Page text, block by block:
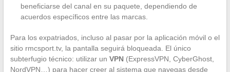
beneficiarse del canal en su paquete, dependiendo de
acuerdos específicos entre las marcas.
Para los expatriados, incluso al pasar por la aplicación móvil o el
sitio rmcsport.tv, la pantalla seguirá bloqueada. El único
subterfugio técnico: utilizar un VPN(ExpressVPN, CyberGhost,
NordVPN…) para hacer creer al sistema que navegas desde